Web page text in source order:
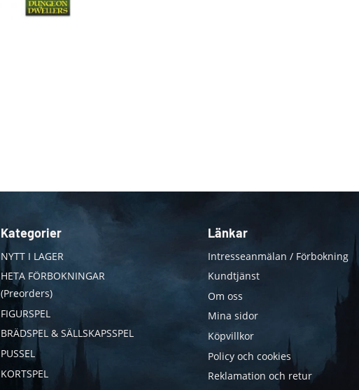
Kategorier
NYTT I LAGER
HETA FÖRBOKNINGAR
(Preorders)
FIGURSPEL
BRÄDSPEL & SÄLLSKAPSSPEL
PUSSEL
KORTSPEL
Länkar
Intresseanmälan / Förbokning
Kundtjänst
Om oss
Mina sidor
Köpvillkor
Policy och cookies
Reklamation och retur